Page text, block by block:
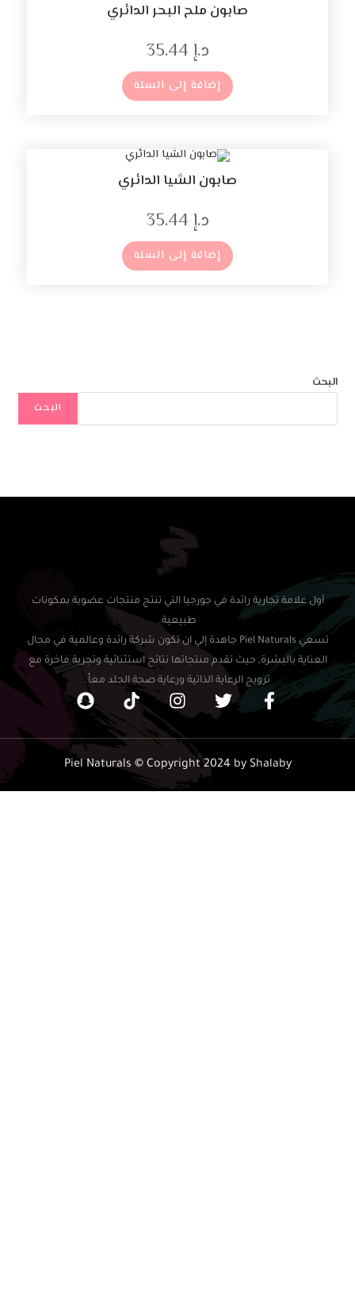
صابون ملح البحر الدائري
إضافة إلى السلة
صابون الشيا الدائري
إضافة إلى السلة
تجارية رائدة في جورجيا التي تنتج منتجات عضوية بمكونات
طبيعية.
تسعي Piel Naturals جاهدة إلي ان تكون شركة رائدة وعالمية في مجال
حيث تقدم منتجاتها نتائج استثنائية وتجربة فاخرة مع
ترويج الرعاية الذاتية ورعاية صحة الجلد معاً.
Piel Naturals © Copyright 2024 by